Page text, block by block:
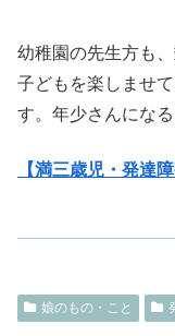
幼稚園の先生方も
子どもを楽しませ
す。年少さんにな
【満三歳児・発達
娘のもの・こと